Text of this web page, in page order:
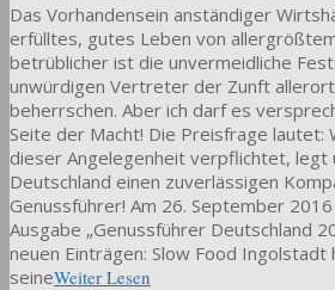
Das Vorhandensein anständiger
erfülltes, gutes Leben von
betrüblicher ist die unvermeidliche
unwürdigen Vertreter der Zunft
beherrschen. Aber ich darf es
Seite der Macht! Die Preisfrage lautet:
dieser Angelegenheit verpflichtet, legt
Deutschland einen zuverlässigen
Genussführer! Am 26. September
Ausgabe „Genussführer Deutschland
neuen Einträgen: Slow Food
seineWeiter Lesen